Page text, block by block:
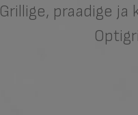
Grillige, praadige